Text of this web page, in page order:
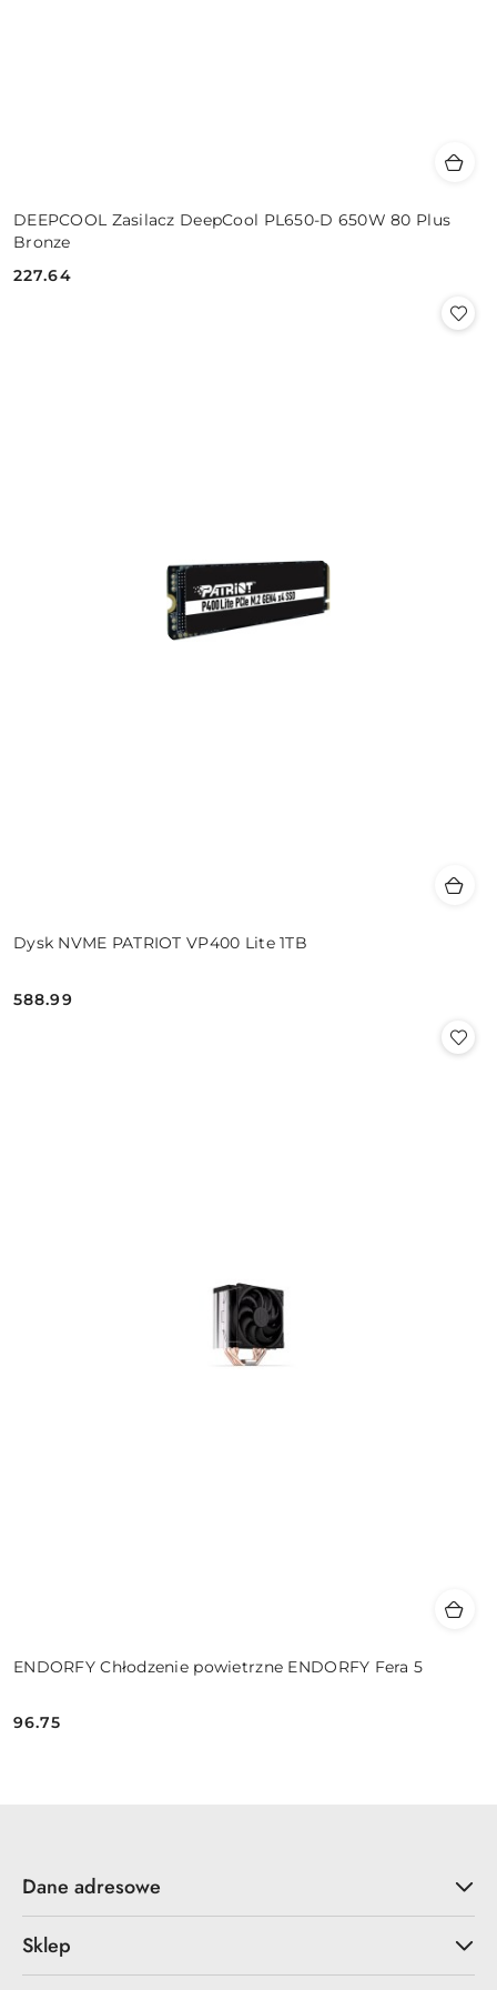
DEEPCOOL Zasilacz DeepCool PL650-D 650W 80 Plus
Bronze
Cena:
227.64
Dysk NVME PATRIOT VP400 Lite 1TB
Cena:
588.99
ENDORFY Chłodzenie powietrzne ENDORFY Fera 5
Cena:
96.75
Dane adresowe
Sklep